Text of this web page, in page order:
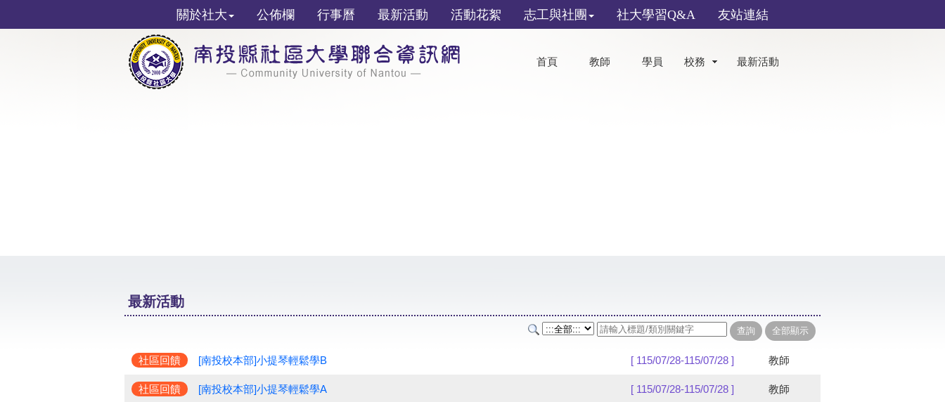
關於社大 公佈欄 行事曆 最新活動 活動花絮 志工與社團 社大學習Q&A 友站連結
首頁 教師 學員 校務 最新活動
最新活動
社區回饋 [南投校本部]小提琴輕鬆學B [ 115/07/28-115/07/28 ] 教師
社區回饋 [南投校本部]小提琴輕鬆學A [ 115/07/28-115/07/28 ] 教師